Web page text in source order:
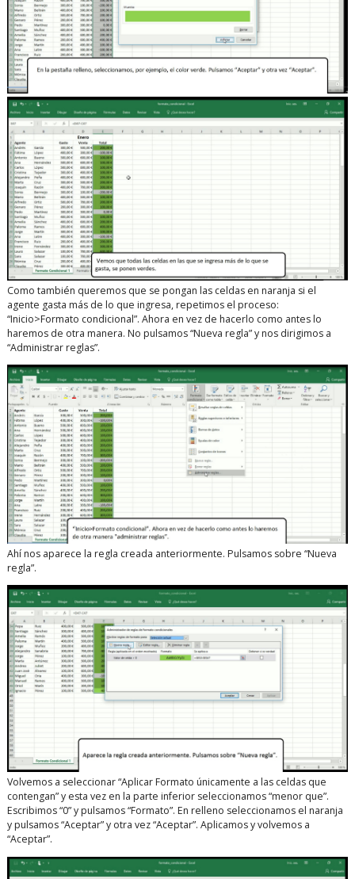
Como también queremos que se pongan las celdas en naranja si el
agente gasta más de lo que ingresa, repetimos el proceso:
“Inicio>Formato condicional”. Ahora en vez de hacerlo como antes lo
haremos de otra manera. No pulsamos “Nueva regla” y nos dirigimos a
“Administrar reglas”.
Ahí nos aparece la regla creada anteriormente. Pulsamos sobre “Nueva
regla”.
Volvemos a seleccionar “Aplicar Formato únicamente a las celdas que
contengan” y esta vez en la parte inferior seleccionamos “menor que”.
Escribimos “0” y pulsamos “Formato”. En relleno seleccionamos el naranja
y pulsamos “Aceptar” y otra vez “Aceptar”. Aplicamos y volvemos a
“Aceptar”.